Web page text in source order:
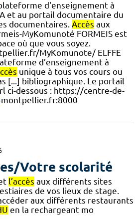
d'enseignement à
et au portail documentaire du
documentaires. Accès aux
MyKomunoté FORMEIS est
où que vous soyez.
MyKomunote/ ELFFE
d’enseignement à
unique à tous vos cours ou
[...] bibliographique. Le portail
ci-dessous : https://centre-de-
montpellier.fr:8000
Votre scolarité
l’accès aux différents sites
de vos lieux de stage.
aux différents restaurants
en la rechargeant mo